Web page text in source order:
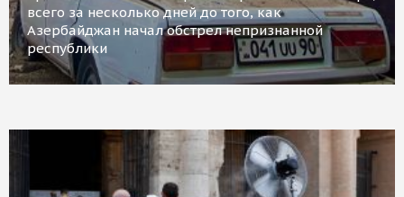
всего за несколько дней до того, как
Азербайджан начал обстрел непризнанной
республики